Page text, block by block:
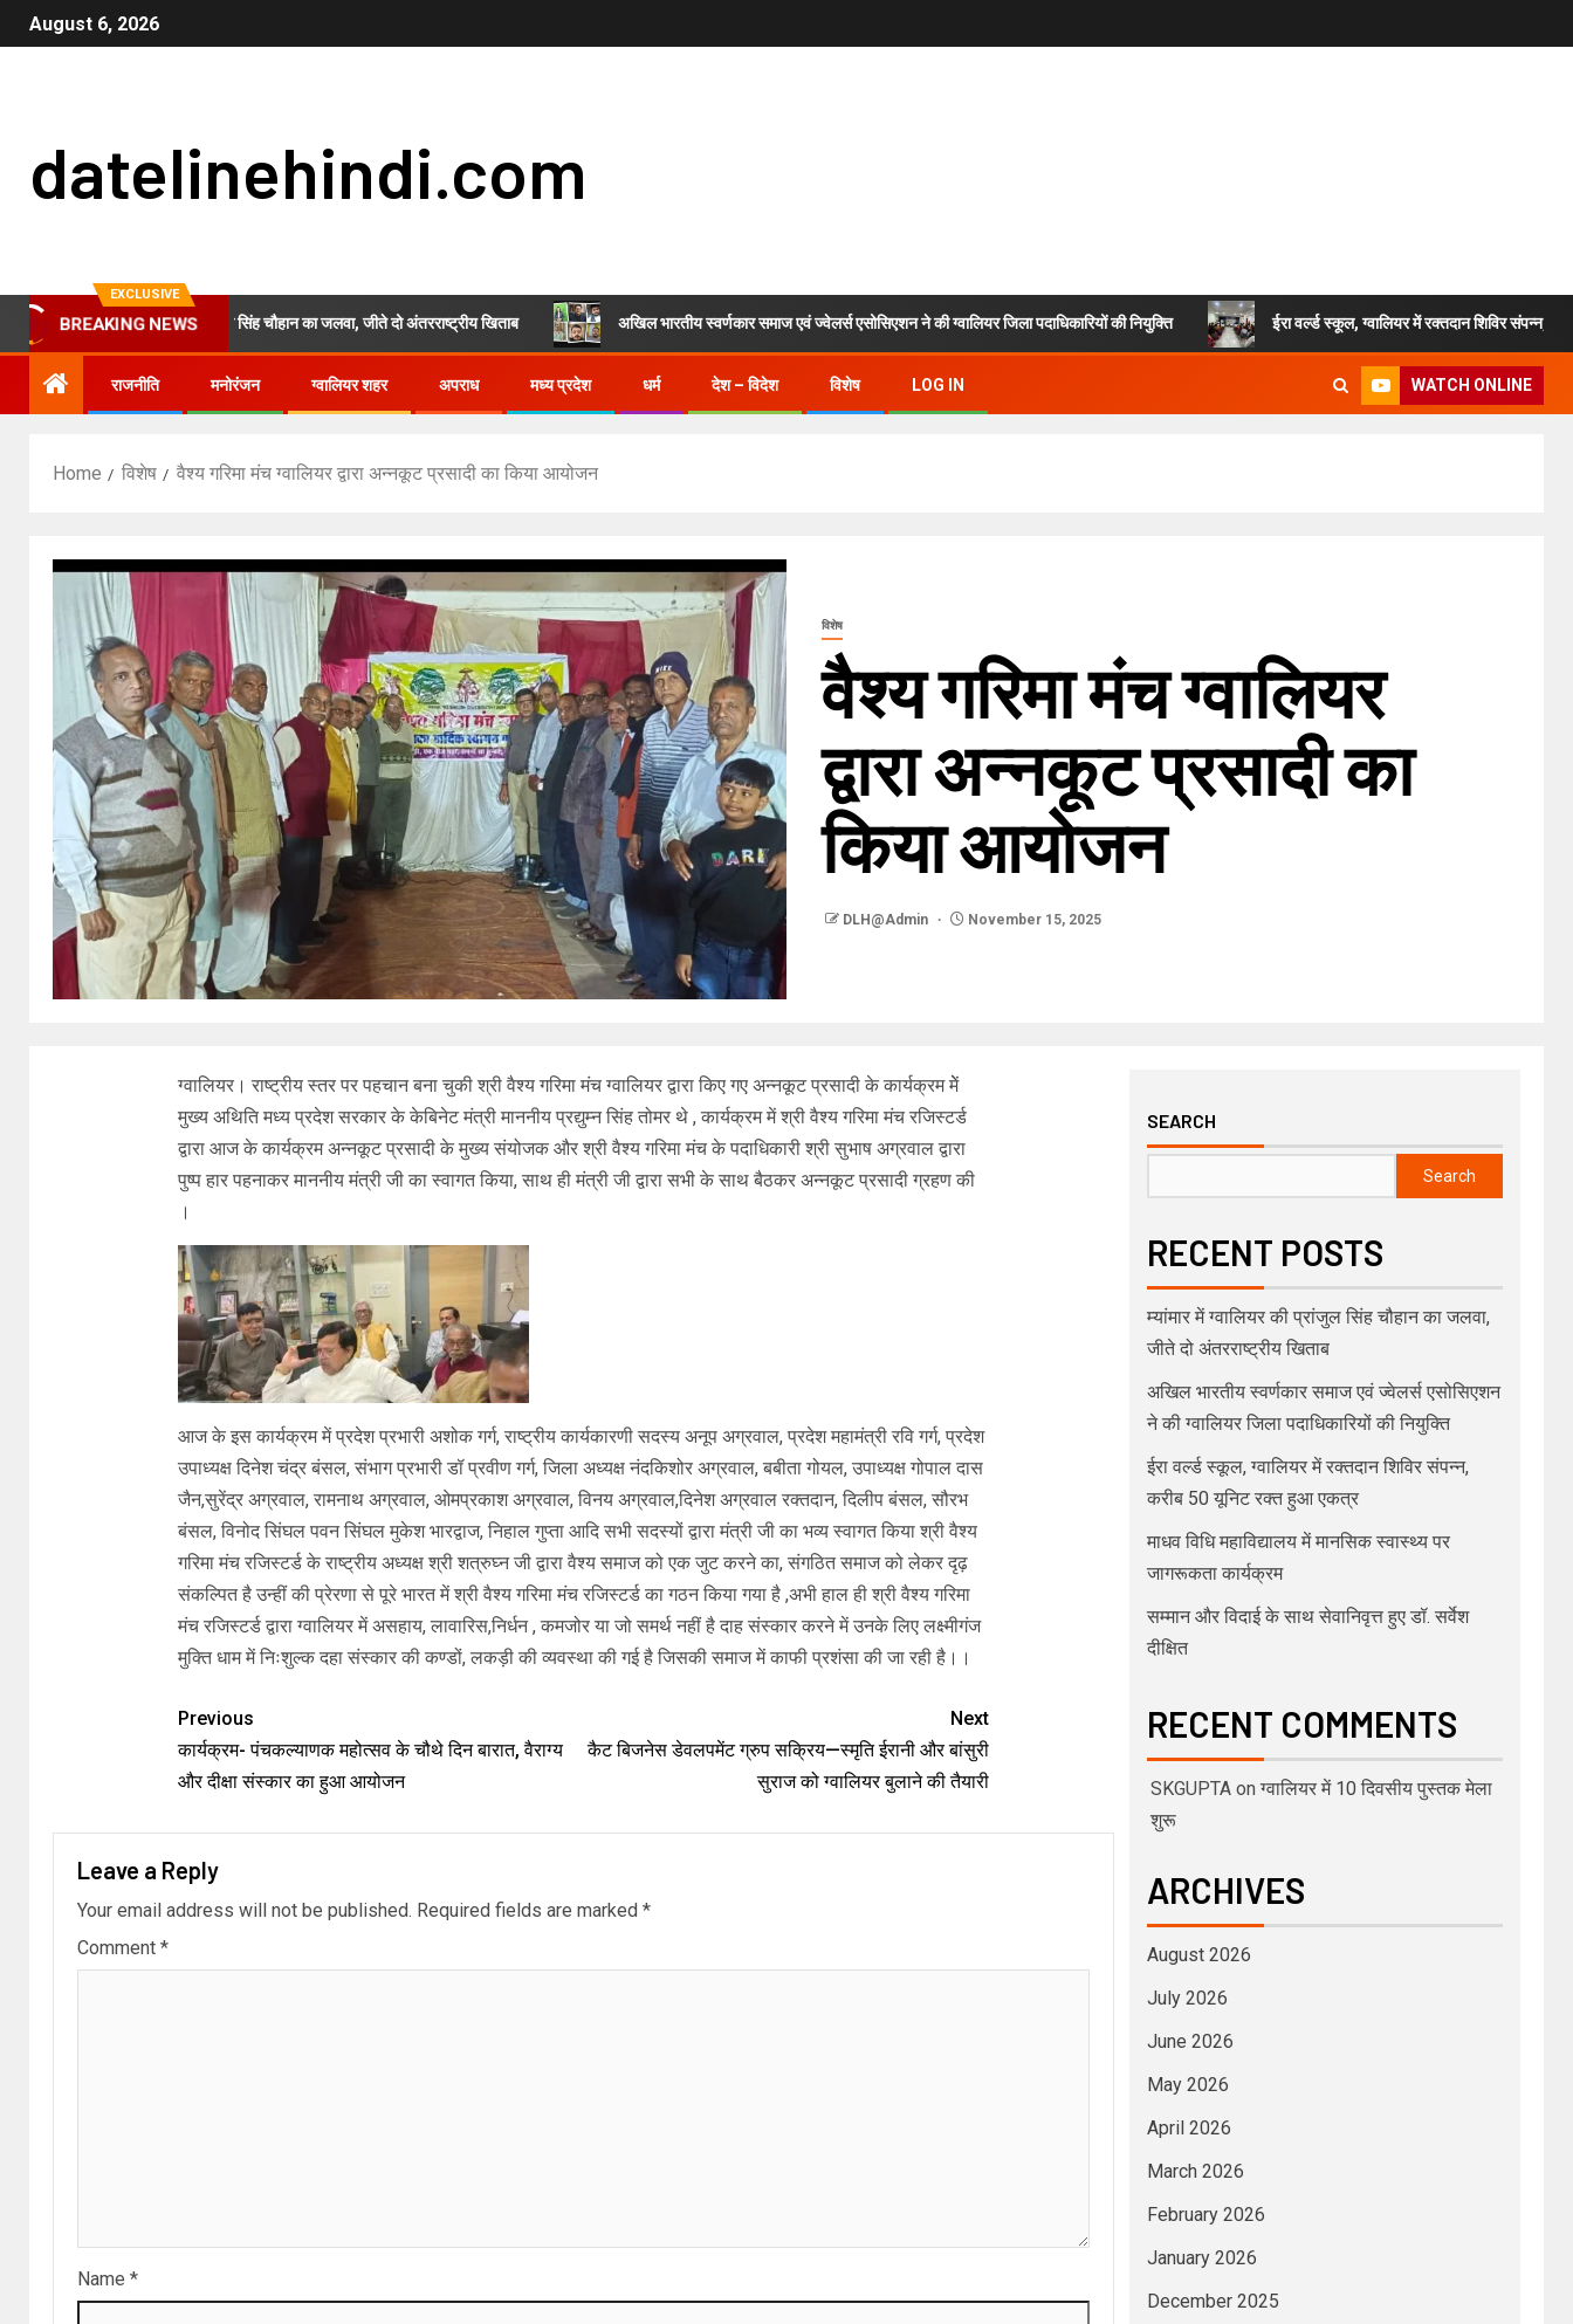
August 6, 2026
datelinehindi.com
EXCLUSIVE
BREAKING NEWS
म्यांमार में ग्वालियर की प्रांजुल सिंह चौहान का जलवा, जीते दो अंतरराष्ट्रीय खिताब अखिल भारतीय स्वर्णकार समाज एवं ज्वेलर्स एसोसिएशन ने की ग्वालियर जिला पदाधिकारियों की नियुक्ति ईरा वर्ल्ड स्कूल, ग्वालियर में रक्तदान शिविर संपन्न, करीब 50
राजनीति मनोरंजन ग्वालियर शहर अपराध मध्य प्रदेश धर्म देश – विदेश विशेष LOG IN WATCH ONLINE
Home विशेष वैश्य गरिमा मंच ग्वालियर द्वारा अन्नकूट प्रसादी का किया आयोजन
विशेष
वैश्य गरिमा मंच ग्वालियर
द्वारा अन्नकूट प्रसादी का
किया आयोजन
DLH@Admin November 15, 2025
ग्वालियर। राष्ट्रीय स्तर पर पहचान बना चुकी श्री वैश्य गरिमा मंच ग्वालियर द्वारा किए गए अन्नकूट प्रसादी के कार्यक्रम मेें
मुख्य अथिति मध्य प्रदेश सरकार के केबिनेट मंत्री माननीय प्रद्युम्न सिंह तोमर थे , कार्यक्रम में श्री वैश्य गरिमा मंच रजिस्टर्ड
द्वारा आज के कार्यक्रम अन्नकूट प्रसादी के मुख्य संयोजक और श्री वैश्य गरिमा मंच के पदाधिकारी श्री सुभाष अग्रवाल द्वारा
पुष्प हार पहनाकर माननीय मंत्री जी का स्वागत किया, साथ ही मंत्री जी द्वारा सभी के साथ बैठकर अन्नकूट प्रसादी ग्रहण की
।
आज के इस कार्यक्रम में प्रदेश प्रभारी अशोक गर्ग, राष्ट्रीय कार्यकारणी सदस्य अनूप अग्रवाल, प्रदेश महामंत्री रवि गर्ग, प्रदेश
उपाध्यक्ष दिनेश चंद्र बंसल, संभाग प्रभारी डॉ प्रवीण गर्ग, जिला अध्यक्ष नंदकिशोर अग्रवाल, बबीता गोयल, उपाध्यक्ष गोपाल दास
जैन,सुरेंद्र अग्रवाल, रामनाथ अग्रवाल, ओमप्रकाश अग्रवाल, विनय अग्रवाल,दिनेश अग्रवाल रक्तदान, दिलीप बंसल, सौरभ
बंसल, विनोद सिंघल पवन सिंघल मुकेश भारद्वाज, निहाल गुप्ता आदि सभी सदस्यों द्वारा मंत्री जी का भव्य स्वागत किया श्री वैश्य
गरिमा मंच रजिस्टर्ड के राष्ट्रीय अध्यक्ष श्री शत्रुघ्न जी द्वारा वैश्य समाज को एक जुट करने का, संगठित समाज को लेकर दृढ़
संकल्पित है उन्हीं की प्रेरणा से पूरे भारत में श्री वैश्य गरिमा मंच रजिस्टर्ड का गठन किया गया है ,अभी हाल ही श्री वैश्य गरिमा
मंच रजिस्टर्ड द्वारा ग्वालियर में असहाय, लावारिस,निर्धन , कमजोर या जो समर्थ नहीं है दाह संस्कार करने में उनके लिए लक्ष्मीगंज
मुक्ति धाम में निःशुल्क दहा संस्कार की कण्डों, लकड़ी की व्यवस्था की गई है जिसकी समाज में काफी प्रशंसा की जा रही है।।
Previous
कार्यक्रम- पंचकल्याणक महोत्सव के चौथे दिन बारात, वैराग्य
और दीक्षा संस्कार का हुआ आयोजन
Next
कैट बिजनेस डेवलपमेंट ग्रुप सक्रिय—स्मृति ईरानी और बांसुरी
सुराज को ग्वालियर बुलाने की तैयारी
Leave a Reply
Your email address will not be published. Required fields are marked *
Comment *
Name *
SEARCH
Search
RECENT POSTS
म्यांमार में ग्वालियर की प्रांजुल सिंह चौहान का जलवा,
जीते दो अंतरराष्ट्रीय खिताब
अखिल भारतीय स्वर्णकार समाज एवं ज्वेलर्स एसोसिएशन
ने की ग्वालियर जिला पदाधिकारियों की नियुक्ति
ईरा वर्ल्ड स्कूल, ग्वालियर में रक्तदान शिविर संपन्न,
करीब 50 यूनिट रक्त हुआ एकत्र
माधव विधि महाविद्यालय में मानसिक स्वास्थ्य पर
जागरूकता कार्यक्रम
सम्मान और विदाई के साथ सेवानिवृत्त हुए डॉ. सर्वेश
दीक्षित
RECENT COMMENTS
SKGUPTAon ग्वालियर में 10 दिवसीय पुस्तक मेला
शुरू
ARCHIVES
August 2026
July 2026
June 2026
May 2026
April 2026
March 2026
February 2026
January 2026
December 2025